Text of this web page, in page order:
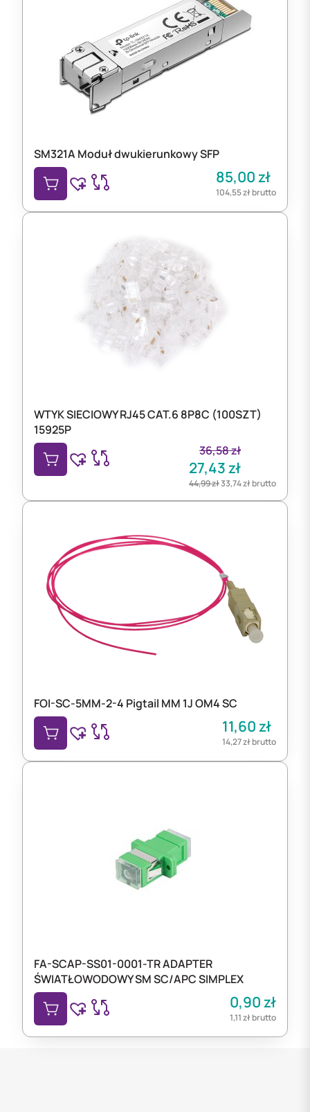
SM321A Moduł dwukierunkowy SFP
85,00zł
104,55złbrutto
WTYK SIECIOWY RJ45 CAT.6 8P8C (100SZT)
15925P
36,58zł
27,43zł
44,99zł33,74złbrutto
FOI-SC-5MM-2-4 Pigtail MM 1J OM4 SC
11,60zł
14,27złbrutto
FA-SCAP-SS01-0001-TR ADAPTER
ŚWIATŁOWODOWY SM SC/APC SIMPLEX
0,90zł
1,11złbrutto